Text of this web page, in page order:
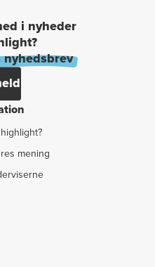
i nyheder
mening